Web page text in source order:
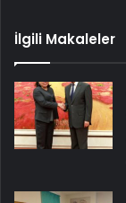
İlgili Makaleler